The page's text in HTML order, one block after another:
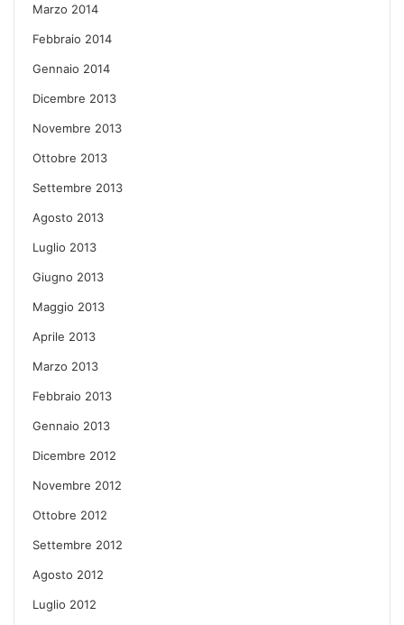
Marzo 2014
Febbraio 2014
Gennaio 2014
Dicembre 2013
Novembre 2013
Ottobre 2013
Settembre 2013
Agosto 2013
Luglio 2013
Giugno 2013
Maggio 2013
Aprile 2013
Marzo 2013
Febbraio 2013
Gennaio 2013
Dicembre 2012
Novembre 2012
Ottobre 2012
Settembre 2012
Agosto 2012
Luglio 2012